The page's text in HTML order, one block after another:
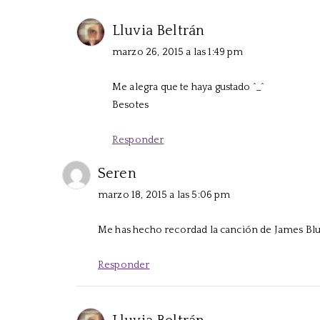
Lluvia Beltrán
marzo 26, 2015 a las 1:49 pm
Me alegra que te haya gustado ^_^
Besotes
Responder
Seren
marzo 18, 2015 a las 5:06 pm
Me has hecho recordad la canción de James
Responder